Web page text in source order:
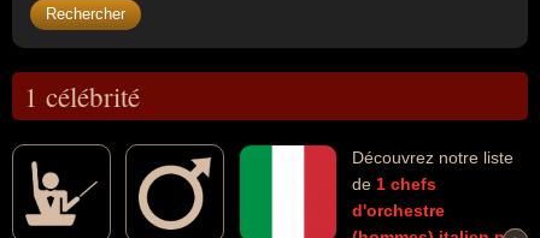
1 célébrité
Découvrez notre liste
de 1 chefs
d'orchestre